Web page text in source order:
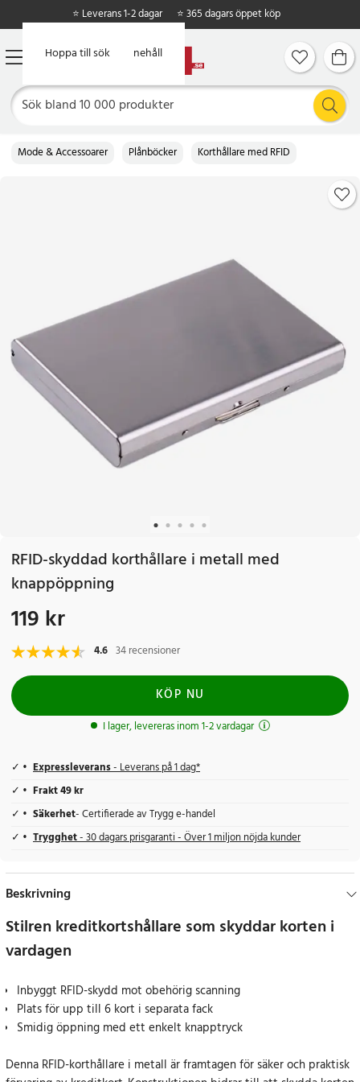
Hoppa till huvudinnehåll
Hoppa till sök
⭐ Leverans 1-2 dagar ⭐ 365 dagars öppet köp
Mode & Accessoarer Plånböcker Korthållare med RFID
RFID-skyddad korthållare i metall med
knappöppning
Pris:119 kr
119 kr
4.6 34 recensioner
KÖP NU
I lager, levereras inom 1-2 vardagar
Expressleverans- Leverans på 1 dag*
Frakt 49 kr
Säkerhet- Certifierade av Trygg e-handel
Trygghet- 30 dagars prisgaranti - Över 1 miljon nöjda kunder
Beskrivning
Stilren kreditkortshållare som skyddar korten i
vardagen
Inbyggt RFID-skydd mot obehörig scanning
Plats för upp till 6 kort i separata fack
Smidig öppning med ett enkelt knapptryck
Denna RFID-korthållare i metall är framtagen för säker och praktisk